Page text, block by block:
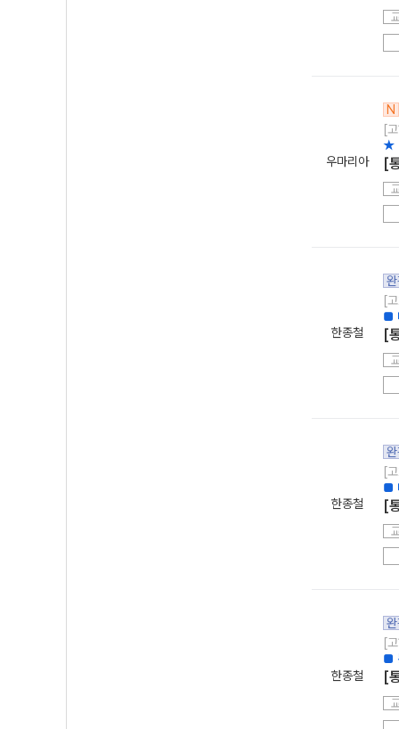
우마리아
N
[
★
[
한종철
[
■
[
한종철
[
■
[
한종철
[
■
[